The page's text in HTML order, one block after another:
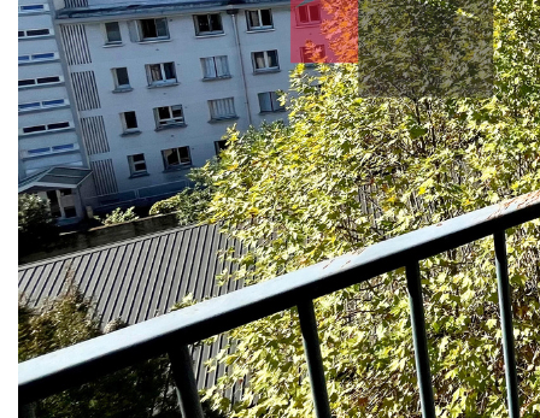
Dans une copropriété fermée et sécurisée, à 3 mins à pied
de l'arrêt de tram E arrêt Alliés, et dans un immeuble ravalé
(avec isolation extérieure) au 21 Chemin Meney, découvrez
ce charmant 3 P + C de 52 m² au 6ème étage sur 7 (avec
ascenseur) expositions Sud et Nord (appartement
traversant). Grand séjour de 15 m² exposition plein Sud
avec vue imprenable sur le Vercors et balcon de 3 m², deux
chambres équivalentes avec parquet chêne, cuisine
équipée, SDB entièrement refaite avec douche et meuble
vasque et WC séparé.
Appartement en parfait état général, fenêtres PVC double
vitrage, DPE en C, chauffage individuel électrique (cumulus
extra-plat neuf). Appartement vendu avec cave.
Taxe foncière : 1 276 €